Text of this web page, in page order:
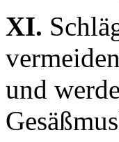
XI.
vermeiden
und